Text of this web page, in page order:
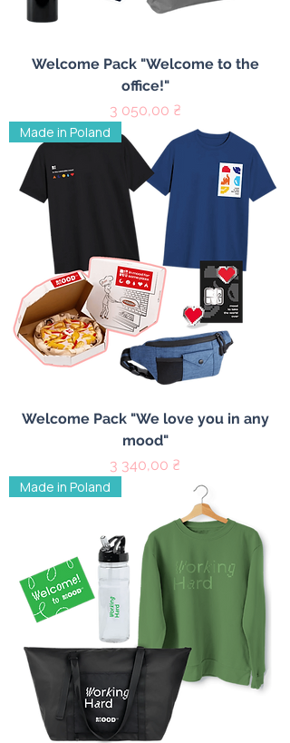
Welcome Pack "Welcome to the
office!"
Цена
3 050,00 ₴
Made in Poland
Welcome Pack "We love you in any
mood"
Цена
3 340,00 ₴
Made in Poland